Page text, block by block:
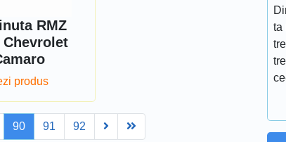
RMZ
Chevrolet
produs
90 91 92 Next Last
ta